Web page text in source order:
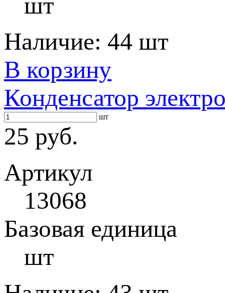
шт
Наличие: 44 шт
В корзину
Конденсатор
шт
25 руб.
Артикул
13068
Базовая единица
шт